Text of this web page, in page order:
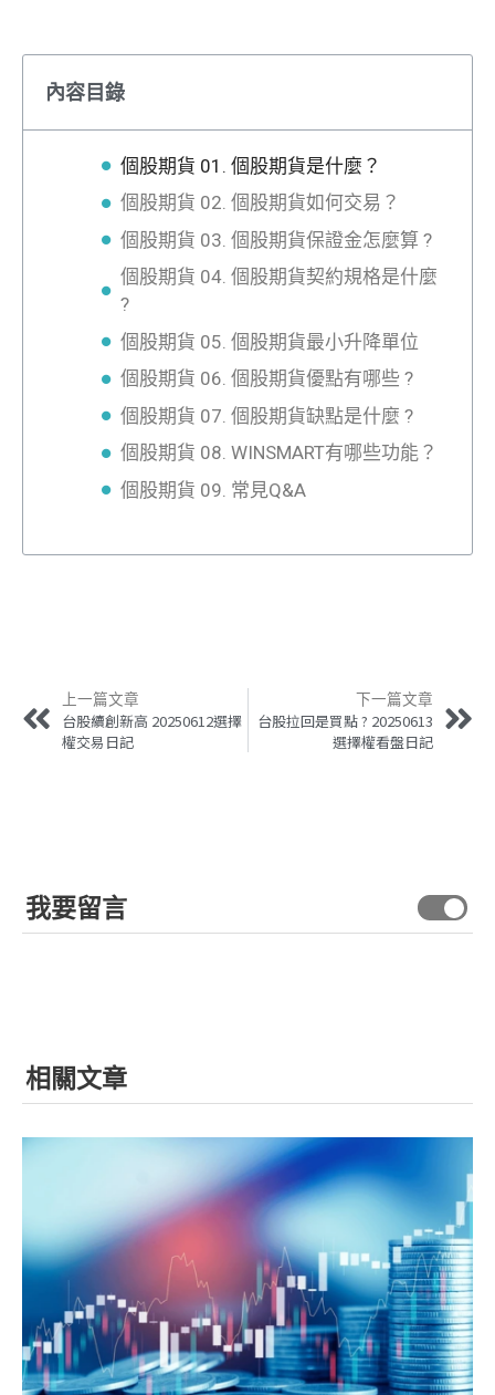
內容目錄
個股期貨 01. 個股期貨是什麼？
個股期貨 02. 個股期貨如何交易？
個股期貨 03. 個股期貨保證金怎麼算 ?
個股期貨 04. 個股期貨契約規格是什麼
?
個股期貨 05. 個股期貨最小升降單位
個股期貨 06. 個股期貨優點有哪些 ?
個股期貨 07. 個股期貨缺點是什麼 ?
個股期貨 08. WINSMART有哪些功能？
個股期貨 09. 常見Q&A
上一篇文章
台股續創新高 20250612選擇
權交易日記
下一篇文章
台股拉回是買點 ? 20250613
選擇權看盤日記
我要留言
相關文章